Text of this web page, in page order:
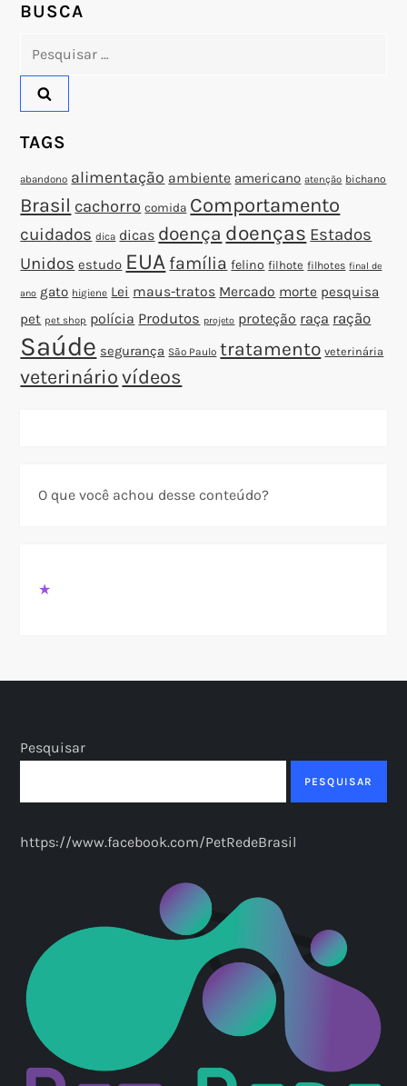
P
o
s
t
BUSCA
Pesquisar
TAGS
abandono alimentação ambiente americano atenção bichano
Brasil cachorro comida Comportamento
cuidados dica dicas doença doenças Estados
Unidos estudo EUA família felino filhote filhotes final de
ano gato higiene Lei maus-tratos Mercado morte pesquisa
pet pet shop polícia Produtos projeto proteção raça ração
Saúde segurança São Paulo tratamento veterinária
veterinário vídeos
O que você achou desse conteúdo?
★
Pesquisar
PESQUISAR
https://www.facebook.com/PetRedeBrasil